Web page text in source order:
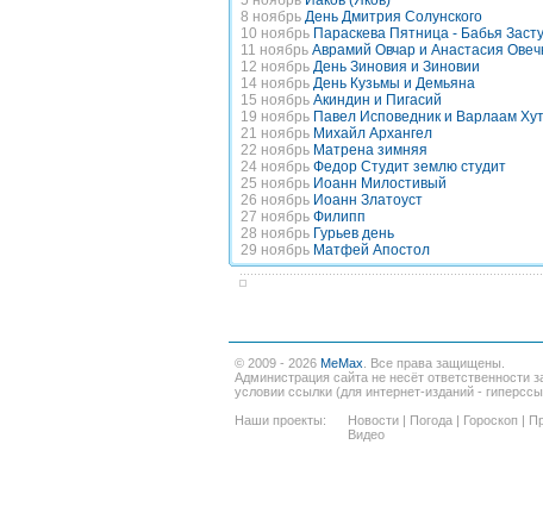
8 ноябрь День Дмитрия Солунского
10 ноябрь Параскева Пятница - Бабья
11 ноябрь Аврамий Овчар и Анастасия
12 ноябрь День Зиновия и Зиновии
14 ноябрь День Кузьмы и Демьяна
15 ноябрь Акиндин и Пигасий
19 ноябрь Павел Исповедник и Варлаам
21 ноябрь Михайл Архангел
22 ноябрь Матрена зимняя
24 ноябрь Федор Студит землю студит
25 ноябрь Иоанн Милостивый
26 ноябрь Иоанн Златоуст
27 ноябрь Филипп
28 ноябрь Гурьев день
29 ноябрь Матфей Апостол
© 2009 - 2026 MeMax . Все права защищены.
Администрация сайта не несёт
условии ссылки (для интернет-изданий -
Наши проекты:
Новости | Погода | Гороскоп |
Видео